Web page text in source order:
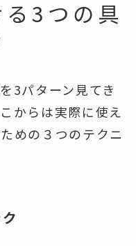
3つの具
3パターン見てき
からは実際に使え
めの３つのテクニ